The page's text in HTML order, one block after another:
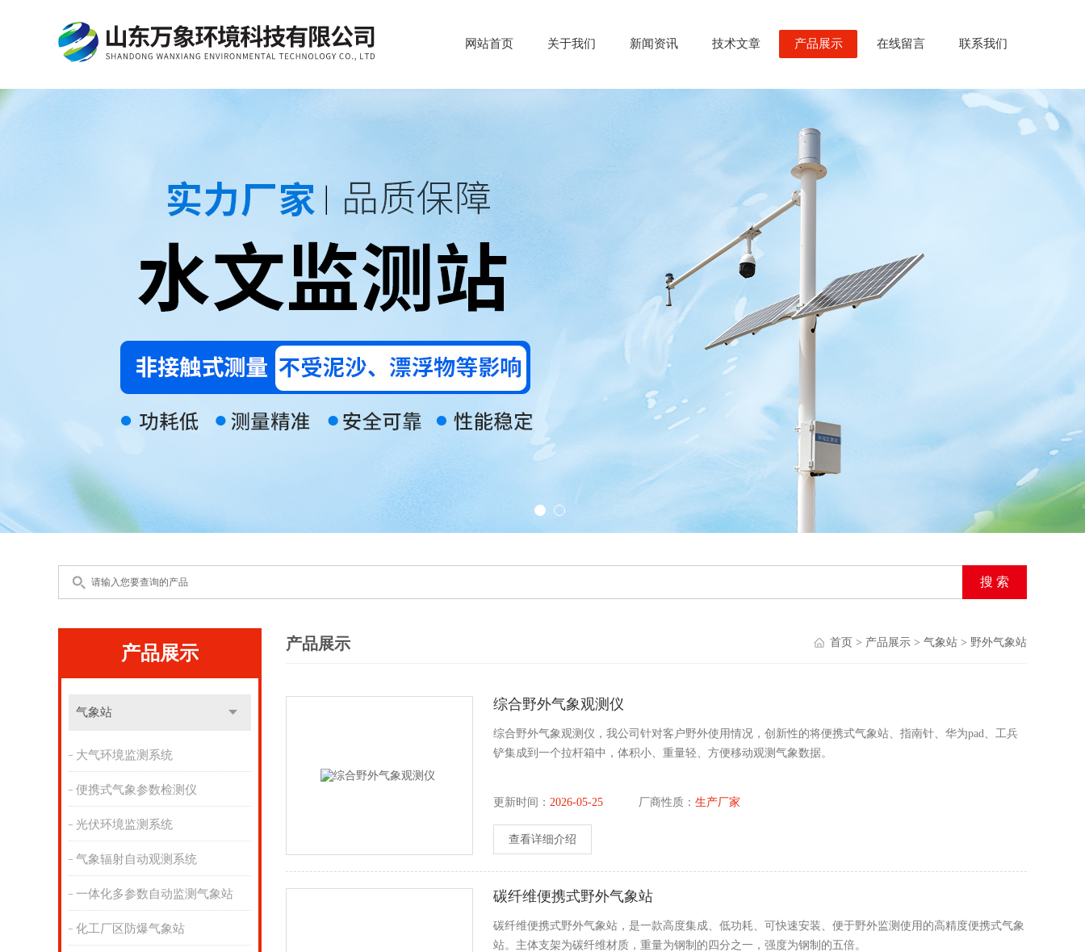
网站首页 关于我们 新闻资讯 技术文章 产品展示 在线留言 联系我们
产品展示
气象站
大气环境监测系统
便携式气象参数检测仪
光伏环境监测系统
气象辐射自动观测系统
一体化多参数自动监测气象站
化工厂区防爆气象站
产品展示 首页 > 产品展示 > 气象站 > 野外气象站
综合野外气象观测仪
综合野外气象观测仪，我公司针对客户野外使用情况，创新性的将便携式气象站、指南针、华为pad、工兵
铲集成到一个拉杆箱中，体积小、重量轻、方便移动观测气象数据。
更新时间：2026-05-25 厂商性质：生产厂家
查看详细介绍
碳纤维便携式野外气象站
碳纤维便携式野外气象站，是一款高度集成、低功耗、可快速安装、便于野外监测使用的高精度便携式气象
站。主体支架为碳纤维材质，重量为钢制的四分之一，强度为钢制的五倍。